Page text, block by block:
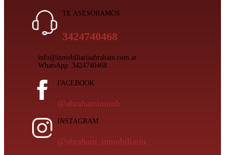
TE ASESORAMOS
3424740468
info@inmobiliariaabraham.com.ar
WhatsApp: 3424740468
FACEBOOK
@abrahaminmob
INSTAGRAM
@abraham_inmobiliaria